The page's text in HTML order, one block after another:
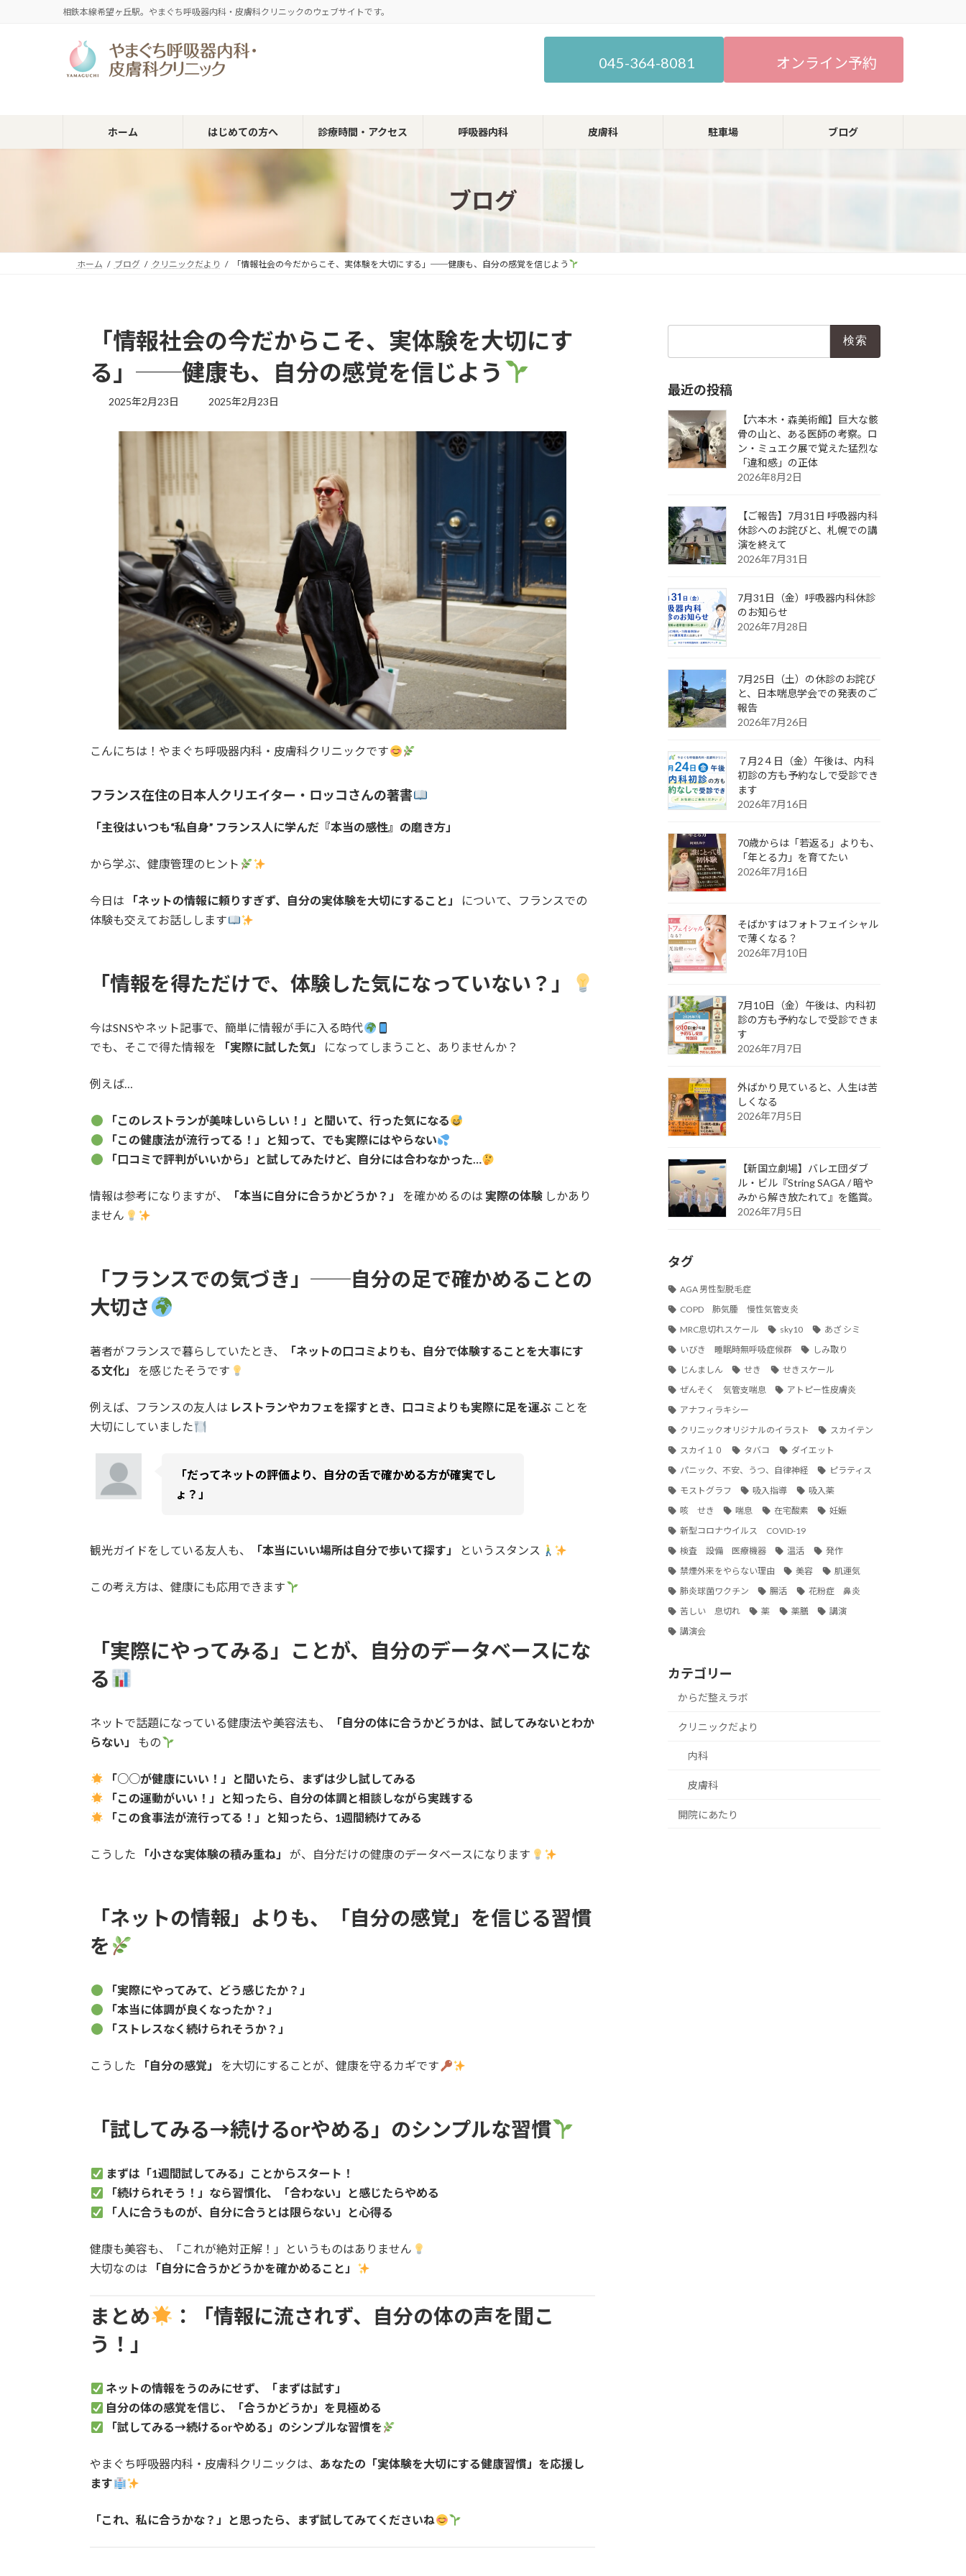
ッ
移
相鉄本線希望ヶ丘駅。やまぐち呼吸器内科・皮膚科クリニックのウェブサイトです。
045-364-8081 オンライン予約
ホーム はじめての方へ 診療時間・アクセス 呼吸器内科 皮膚科 駐車場 ブログ
ブログ
ホーム ブログ クリニックだより 「情報社会の今だからこそ、実体験を大切にする」──健康も、自分の感覚を信じよう
「情報社会の今だからこそ、実体験を大切にす
る」──健康も、自分の感覚を信じよう
2025年2月23日
最
更
2025年2月23日
こんにちは！やまぐち呼吸器内科・皮膚科クリニックです
フランス在住の日本人クリエイター・ロッコさんの著書
「主役はいつも“私自身” フランス人に学んだ『本当の感性』の磨き方」
から学ぶ、健康管理のヒント
今日は 「ネットの情報に頼りすぎず、自分の実体験を大切にすること」
について、フランスでの
体験も交えてお話しします
「情報を得ただけで、体験した気になっていない？」
今はSNSやネット記事で、簡単に情報が手に入る時代
でも、そこで得た情報を
「実際に試した気」 になってしまうこと、ありませんか？
例えば…
「このレストランが美味しいらしい！」と聞いて、行った気になる
「この健康法が流行ってる！」と知って、でも実際にはやらない
「口コミで評判がいいから」と試してみたけど、自分には合わなかった…
情報は参考になりますが、 「本当に自分に合うかどうか？」 を確かめるのは 実際の体験 しかあり
ません
「フランスでの気づき」──自分の足で確かめることの
大切さ
著者がフランスで暮らしていたとき、
「ネットの口コミよりも、自分で体験することを大事にす
る文化」
を感じたそうです
例えば、フランスの友人は レストランやカフェを探すとき、口コミよりも実際に足を運ぶ ことを
大切にしていました
「だってネットの評価より、自分の舌で確かめる方が確実でし
ょ？」
観光ガイドをしている友人も、 「本当にいい場所は自分で歩いて探す」 というスタンス
この考え方は、健康にも応用できます
「実際にやってみる」ことが、自分のデータベースにな
る
ネットで話題になっている健康法や美容法も、
「自分の体に合うかどうかは、試してみないとわか
らない」
もの
「○○が健康にいい！」と聞いたら、まずは少し試してみる
「この運動がいい！」と知ったら、自分の体調と相談しながら実践する
「この食事法が流行ってる！」と知ったら、1週間続けてみる
こうした 「小さな実体験の積み重ね」 が、自分だけの健康のデータベースになります
「ネットの情報」よりも、「自分の感覚」を信じる習慣
を
「実際にやってみて、どう感じたか？」
「本当に体調が良くなったか？」
「ストレスなく続けられそうか？」
こうした 「自分の感覚」 を大切にすることが、健康を守るカギです
「試してみる→続けるorやめる」のシンプルな習慣
まずは「1週間試してみる」ことからスタート！
「続けられそう！」なら習慣化、「合わない」と感じたらやめる
「人に合うものが、自分に合うとは限らない」と心得る
健康も美容も、「これが絶対正解！」というものはありません
大切なのは
「自分に合うかどうかを確かめること」
まとめ
：「情報に流されず、自分の体の声を聞こ
う！」
ネットの情報をうのみにせず、「まずは試す」
自分の体の感覚を信じ、「合うかどうか」を見極める
「試してみる→続けるorやめる」のシンプルな習慣を
やまぐち呼吸器内科・皮膚科クリニックは、 あなたの「実体験を大切にする健康習慣」を応援し
ます
「これ、私に合うかな？」と思ったら、まず試してみてくださいね
最近の投稿
【六本木・森美術館】巨大な骸
骨の山と、ある医師の考察。ロ
ン・ミュエク展で覚えた猛烈な
「違和感」の正体
2026年8月2日
【ご報告】7月31日 呼吸器内科
休診へのお詫びと、札幌での講
演を終えて
2026年7月31日
7月31日（金）呼吸器内科休診
のお知らせ
2026年7月28日
7月25日（土）の休診のお詫び
と、日本喘息学会での発表のご
報告
2026年7月26日
７月2４日（金）午後は、内科
初診の方も予約なしで受診でき
ます
2026年7月16日
70歳からは「若返る」よりも、
「年とる力」を育てたい
2026年7月16日
そばかすはフォトフェイシャル
で薄くなる？
2026年7月10日
7月10日（金）午後は、内科初
診の方も予約なしで受診できま
す
2026年7月7日
外ばかり見ていると、人生は苦
しくなる
2026年7月5日
【新国立劇場】バレエ団ダブ
ル・ビル『String SAGA / 暗や
みから解き放たれて』を鑑賞。
2026年7月5日
タグ
AGA 男性型脱毛症
COPD 肺気腫 慢性気管支炎
MRC息切れスケール
sky10
あざ シミ
いびき 睡眠時無呼吸症候群
しみ取り
じんましん
せき
せきスケール
ぜんそく 気管支喘息
アトピー性皮膚炎
アナフィラキシー
クリニックオリジナルのイラスト
スカイテン
スカイ１０
タバコ
ダイエット
パニック、不安、うつ、自律神経
ピラティス
モストグラフ
吸入指導
吸入薬
咳 せき
喘息 在宅酸素
妊娠
新型コロナウイルス COVID-19
検査 設備 医療機器
温活
発作
禁煙外来をやらない理由
美容
肌運気
肺炎球菌ワクチン
腸活
花粉症 鼻炎
苦しい 息切れ
薬 薬膳
講演
講演会
カテゴリー
からだ整えラボ
クリニックだより
内科
皮膚科
開院にあたり